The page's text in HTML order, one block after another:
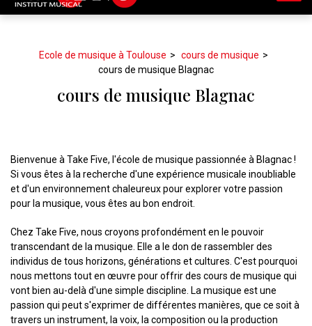
Ecole de musique à Toulouse
cours de musique
cours de musique Blagnac
cours de musique Blagnac
Bienvenue à Take Five, l'école de musique passionnée à Blagnac !
Si vous êtes à la recherche d'une expérience musicale inoubliable
et d'un environnement chaleureux pour explorer votre passion
pour la musique, vous êtes au bon endroit.
Chez Take Five, nous croyons profondément en le pouvoir
transcendant de la musique. Elle a le don de rassembler des
individus de tous horizons, générations et cultures. C'est pourquoi
nous mettons tout en œuvre pour offrir des cours de musique qui
vont bien au-delà d'une simple discipline. La musique est une
passion qui peut s'exprimer de différentes manières, que ce soit à
travers un instrument, la voix, la composition ou la production